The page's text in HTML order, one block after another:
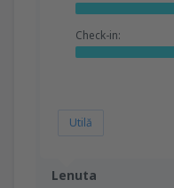
Lenuta
Check-in:
Utilă